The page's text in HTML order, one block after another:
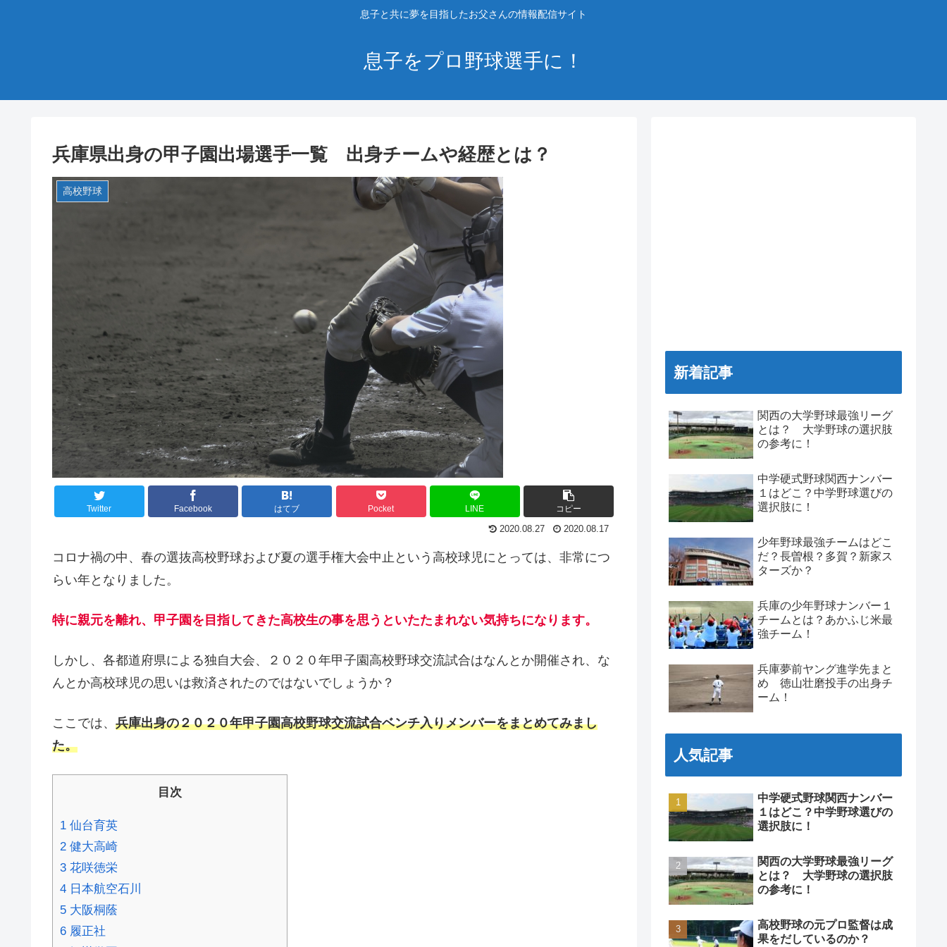
息子と共に夢を目指したお父さんの情報配信サイト
息子をプロ野球選手に！
兵庫県出身の甲子園出場選手一覧 出身チームや経歴とは？
高校野球
Twitter Facebook はてブ Pocket LINE コピー
2020.08.27 2020.08.17
コロナ禍の中、春の選抜高校野球および夏の選手権大会中止という高校球児にとっては、非常につ
らい年となりました。
特に親元を離れ、甲子園を目指してきた高校生の事を思うといたたまれない気持ちになります。
しかし、各都道府県による独自大会、２０２０年甲子園高校野球交流試合はなんとか開催され、な
んとか高校球児の思いは救済されたのではないでしょうか？
ここでは、 兵庫出身の２０２０年甲子園高校野球交流試合ベンチ入りメンバーをまとめてみまし
た。
目次
1 仙台育英
2 健大高崎
3 花咲徳栄
4 日本航空石川
5 大阪桐蔭
6 履正社
新着記事
関西の大学野球最強リーグ
とは？ 大学野球の選択肢
の参考に！
中学硬式野球関西ナンバー
１はどこ？中学野球選びの
選択肢に！
少年野球最強チームはどこ
だ？長曽根？多賀？新家ス
ターズか？
兵庫の少年野球ナンバー１
チームとは？あかふじ米最
強チーム！
兵庫夢前ヤング進学先まと
め 徳山壮磨投手の出身チ
ーム！
人気記事
中学硬式野球関西ナンバー
１はどこ？中学野球選びの
選択肢に！
関西の大学野球最強リーグ
とは？ 大学野球の選択肢
の参考に！
高校野球の元プロ監督は成
果をだしているのか？